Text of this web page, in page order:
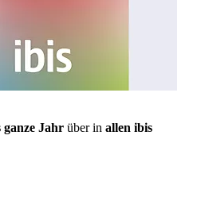
ganze Jahr über in allen ibis